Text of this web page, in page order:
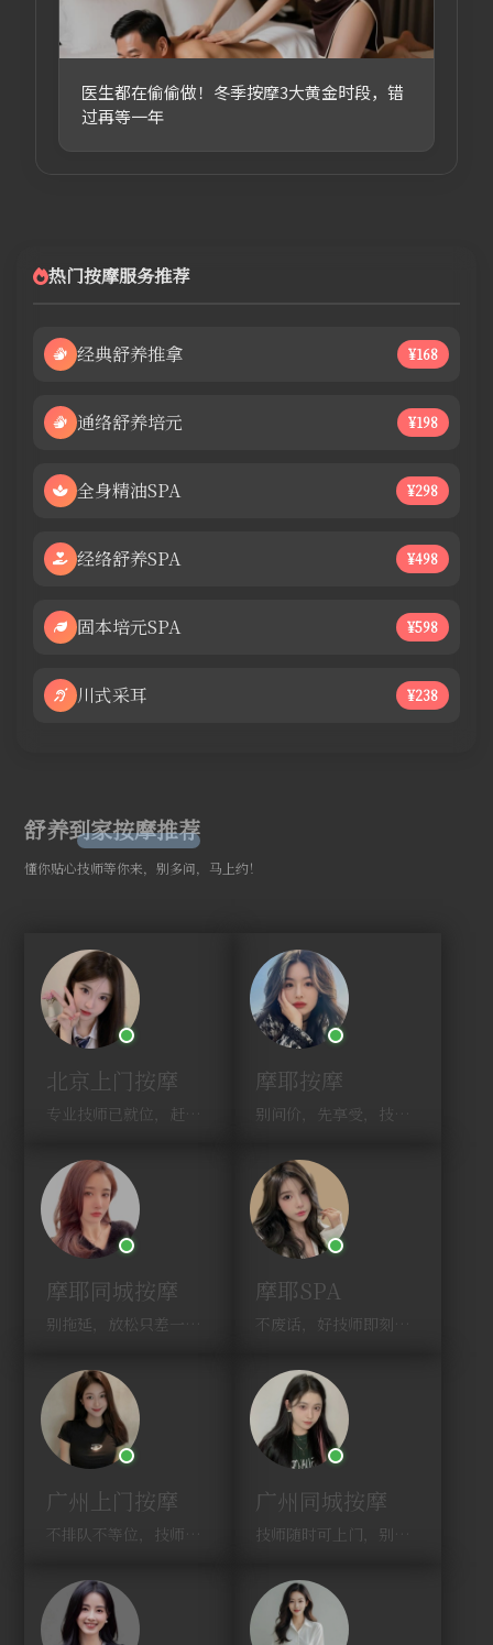
医生都在偷偷做！冬季按摩3大黄金时段，错
过再等一年
热门按摩服务推荐
经典舒养推拿 ¥168
通络舒养培元 ¥198
全身精油SPA ¥298
经络舒养SPA ¥498
固本培元SPA ¥598
川式采耳 ¥238
舒养到家按摩推荐
懂你贴心技师等你来，别多问，马上约！
北京上门按摩
专业技师已就位，赶紧下单！
摩耶按摩
别问价，先享受，技师马上到！
摩耶同城按摩
别拖延，放松只差一次点击！
摩耶SPA
不废话，好技师即刻上门，约！
广州上门按摩
不排队不等位，技师直奔你家！
广州同城按摩
技师随时可上门，别啰嗦，赶紧约！